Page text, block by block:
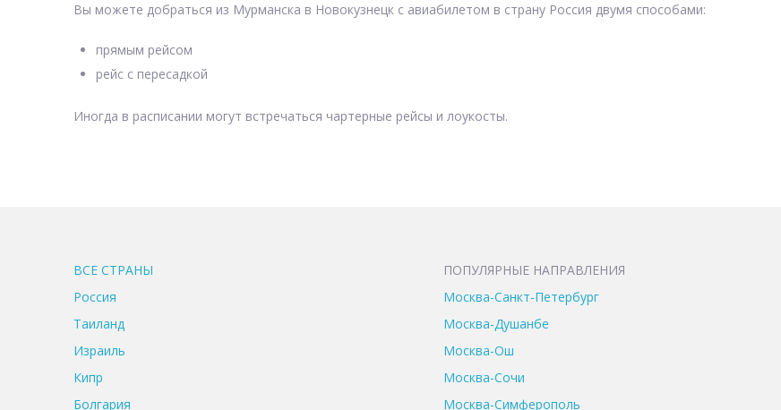
Вы можете добраться из Мурманска в Новокузнецк с авиабилетом в страну Россия двумя способами:
прямым рейсом
рейс с пересадкой
Иногда в расписании могут встречаться чартерные рейсы и лоукосты.
ВСЕ CТРАНЫ
Россия
Таиланд
Израиль
Кипр
Болгария
ПОПУЛЯРНЫЕ НАПРАВЛЕНИЯ
Москва-Санкт-Петербург
Москва-Душанбе
Москва-Ош
Москва-Сочи
Москва-Симферополь